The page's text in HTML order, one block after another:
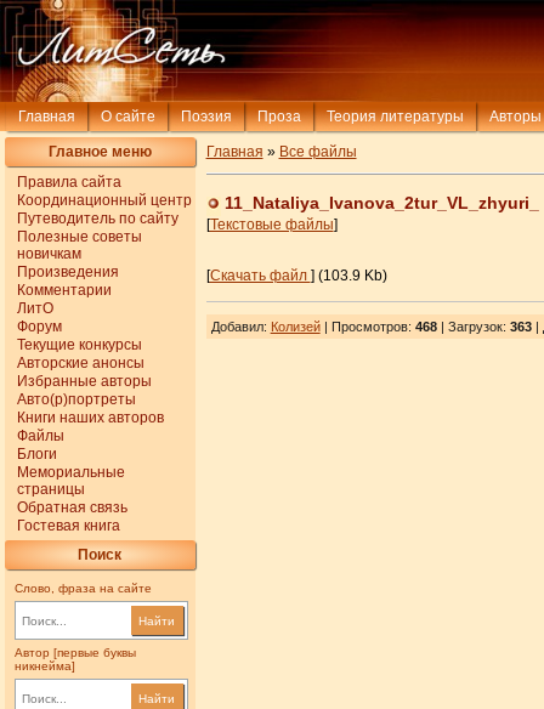
Главная О сайте Поэзия Проза Теория литературы Авторы
Главное меню
Правила сайта
Координационный центр
Путеводитель по сайту
Полезные советы
новичкам
Произведения
Комментарии
ЛитО
Форум
Текущие конкурсы
Авторские анонсы
Избранные авторы
Авто(р)портреты
Книги наших авторов
Файлы
Блоги
Мемориальные
страницы
Обратная связь
Гостевая книга
Поиск
Слово, фраза на сайте
Найти
Автор [первые буквы
никнейма]
Найти
Главная » Все файлы
11_Nataliya_Ivanova_2tur_VL_zhyuri_
[Текстовые файлы]
[Скачать файл ] (103.9 Kb)
Добавил: Колизей| Просмотров: 468| Загрузок: 363|